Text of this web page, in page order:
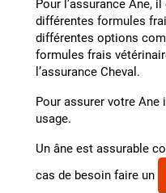
Pour l’assurance Ane,
différentes formules
différentes options
formules frais
l’assurance Cheval.
Pour assurer votre
usage.
Un âne est assurable
cas de besoin faire un